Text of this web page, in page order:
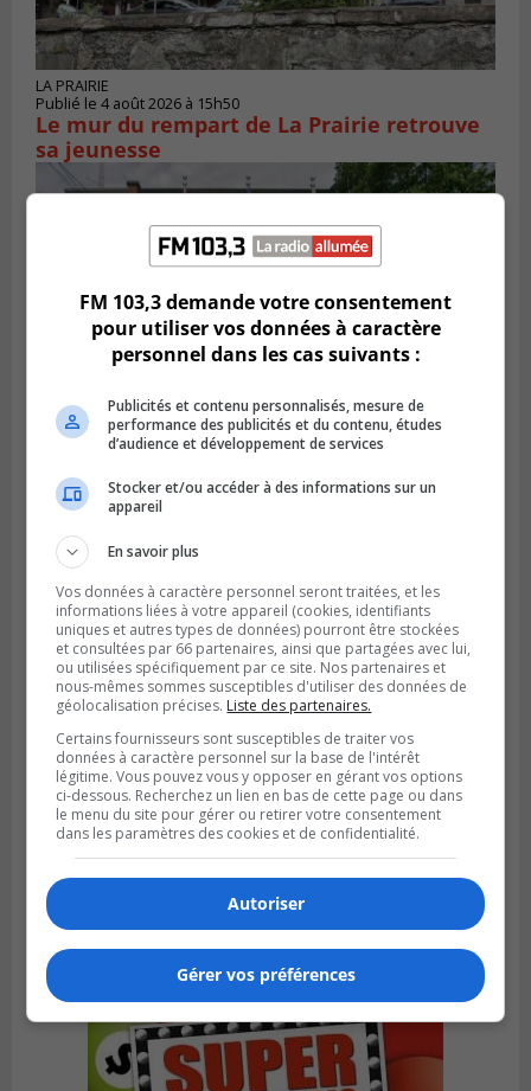
LA PRAIRIE
Publié le 4 août 2026 à 15h50
Le mur du rempart de La Prairie retrouve
sa jeunesse
Publié le 4 août 2026 à 14h02
Saint-Constant signe une nouvelle
convention pour le bien de la population
SAINT-LAMBERT
Publié le 4 août 2026 à 12h00
Une conseillère de Saint-Lambert craint le
développement de MET
FM 103,3 demande votre consentement
pour utiliser vos données à caractère
personnel dans les cas suivants :
Publicités et contenu personnalisés, mesure de
performance des publicités et du contenu, études
d’audience et développement de services
Stocker et/ou accéder à des informations sur un
appareil
En savoir plus
Vos données à caractère personnel seront traitées, et les
informations liées à votre appareil (cookies, identifiants
uniques et autres types de données) pourront être stockées
et consultées par 66 partenaires, ainsi que partagées avec lui,
ou utilisées spécifiquement par ce site. Nos partenaires et
nous-mêmes sommes susceptibles d'utiliser des données de
géolocalisation précises. Liste des partenaires.
Certains fournisseurs sont susceptibles de traiter vos
données à caractère personnel sur la base de l'intérêt
légitime. Vous pouvez vous y opposer en gérant vos options
ci-dessous. Recherchez un lien en bas de cette page ou dans
le menu du site pour gérer ou retirer votre consentement
dans les paramètres des cookies et de confidentialité.
Autoriser
Gérer vos préférences